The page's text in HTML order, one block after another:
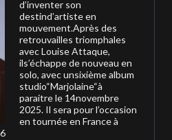
d’inventer son
destind’artiste en
mouvement.Après des
retrouvailles triomphales
avec Louise Attaque,
ils’échappe de nouveau en
solo, avec unsixième album
studio“Marjolaine“à
paraitre le 14novembre
2025. Il sera pour l’occasion
en tournée en France à